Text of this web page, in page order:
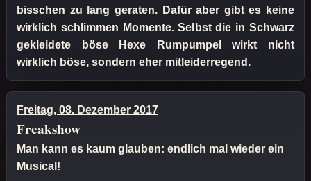
bisschen zu lang geraten. Dafür aber gibt es keine
wirklich schlimmen Momente. Selbst die in Schwarz
gekleidete böse Hexe Rumpumpel wirkt nicht
wirklich böse, sondern eher mitleiderregend.
Freitag, 08. Dezember 2017
Freakshow
Man kann es kaum glauben: endlich mal wieder ein
Musical!